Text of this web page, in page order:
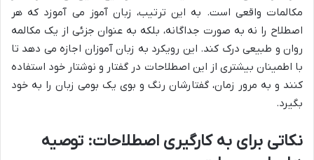
مکالمات واقعی است. به این ترتیب، زبان آموز می آموزد که هر
اصطلاح را نه به صورت جداگانه، بلکه به عنوان جزئی از یک مکالمه
روان و طبیعی درک کند. این رویکرد به زبان آموزان اجازه می دهد تا
با اطمینان بیشتری از این اصطلاحات در گفتار و نوشتار خود استفاده
کنند و به مرور زمان، گفتارشان رنگ و بوی یک بومی زبان را به خود
بگیرد.
نکاتی برای به کارگیری اصطلاحات: توصیه